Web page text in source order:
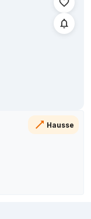
Hausse